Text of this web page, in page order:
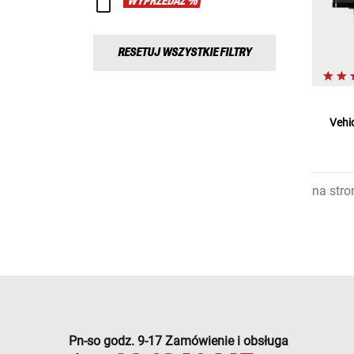
RESETUJ WSZYSTKIE FILTRY
na
Pn-so godz. 9-17 Zamówienie i obsługa